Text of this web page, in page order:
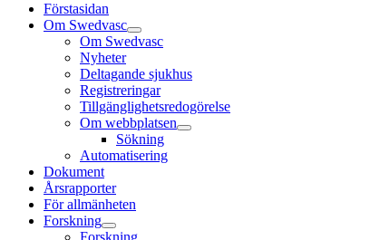
Förstasidan
Om Swedvasc
Om Swedvasc
Nyheter
Deltagande sjukhus
Registreringar
Tillgänglighetsredogörelse
Om webbplatsen
Sökning
Automatisering
Dokument
Årsrapporter
För allmänheten
Forskning
Forskning